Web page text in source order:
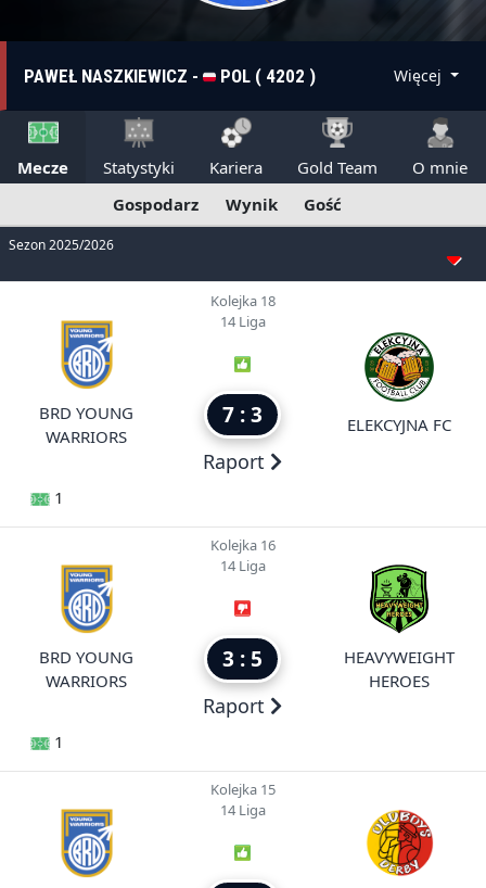
PAWEŁ NASZKIEWICZ - POL ( 4202 ) Więcej
Mecze Statystyki Kariera Gold Team
O mnie
Gospodarz
Wynik Gość
Sezon 2025/2026
BRD YOUNG
WARRIORS
Kolejka 18
14 Liga
7 : 3
Raport
ELEKCYJNA FC
1
BRD YOUNG
WARRIORS
Kolejka 16
14 Liga
3 : 5
Raport
HEAVYWEIGHT
HEROES
1
Kolejka 15
14 Liga